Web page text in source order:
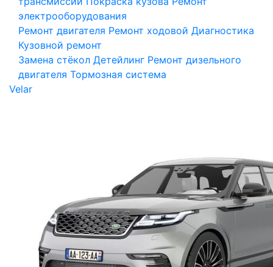
электрооборудования
Ремонт двигателя Ремонт ходовой Диагностика
Кузовной ремонт
Замена стёкол Детейлинг Ремонт дизельного
двигателя Тормозная система
Velar